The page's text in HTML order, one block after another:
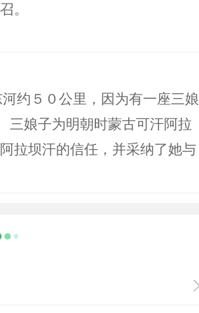
。
约５０公里，因为有一座三娘
三娘子为明朝时蒙古可汗阿拉
拉坝汗的信任，并采纳了她与
与明朝友好往来的政策，维系
经济文化的发展。明朝政府在
咸宁、万民乐业、四海澄